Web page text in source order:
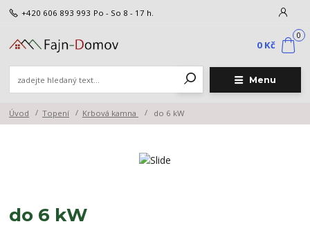
Menu
+420 606 893 993 Po - So 8 - 17 h.
0
0 Kč
Úvod Topení Krbová kamna do 6 kW
do 6 kW